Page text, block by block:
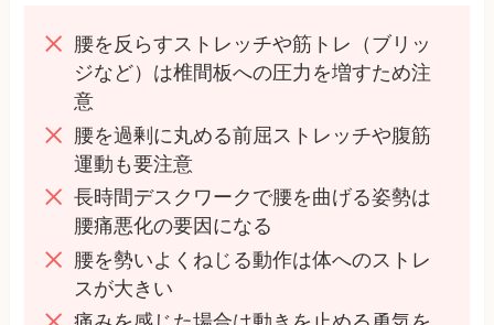
腰を反らすストレッチや筋トレ（ブリッ
ジなど）は椎間板への圧力を増すため注
意
腰を過剰に丸める前屈ストレッチや腹筋
運動も要注意
長時間デスクワークで腰を曲げる姿勢は
腰痛悪化の要因になる
腰を勢いよくねじる動作は体へのストレ
スが大きい